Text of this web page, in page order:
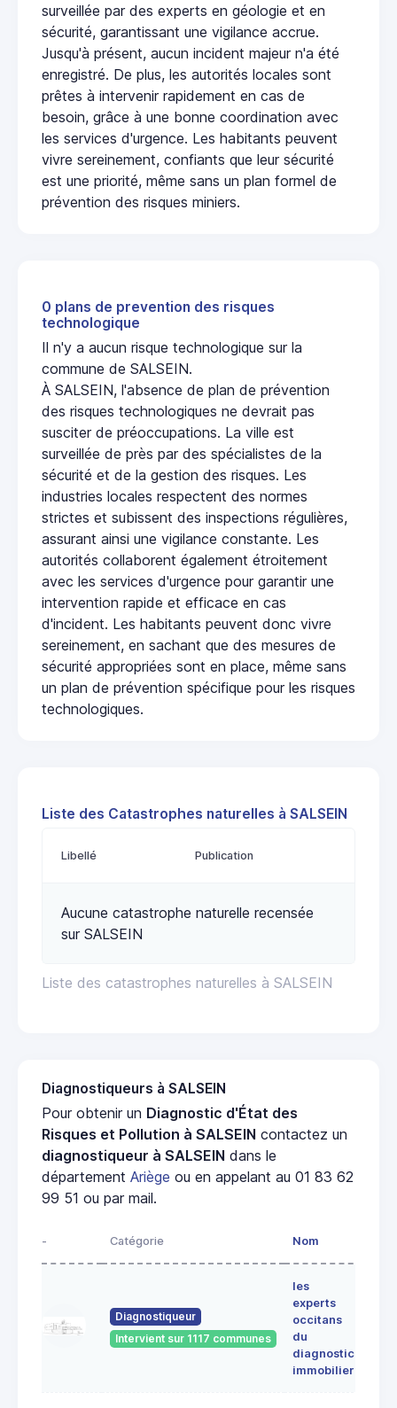
surveillée par des experts en géologie et en
sécurité, garantissant une vigilance accrue.
Jusqu'à présent, aucun incident majeur n'a été
enregistré. De plus, les autorités locales sont
prêtes à intervenir rapidement en cas de
besoin, grâce à une bonne coordination avec
les services d'urgence. Les habitants peuvent
vivre sereinement, confiants que leur sécurité
est une priorité, même sans un plan formel de
prévention des risques miniers.
0 plans de prevention des risques
technologique
Il n'y a aucun risque technologique sur la
commune de SALSEIN.
À SALSEIN, l'absence de plan de prévention
des risques technologiques ne devrait pas
susciter de préoccupations. La ville est
surveillée de près par des spécialistes de la
sécurité et de la gestion des risques. Les
industries locales respectent des normes
strictes et subissent des inspections régulières,
assurant ainsi une vigilance constante. Les
autorités collaborent également étroitement
avec les services d'urgence pour garantir une
intervention rapide et efficace en cas
d'incident. Les habitants peuvent donc vivre
sereinement, en sachant que des mesures de
sécurité appropriées sont en place, même sans
un plan de prévention spécifique pour les risques
technologiques.
Liste des Catastrophes naturelles à SALSEIN
Liste des catastrophes naturelles à SALSEIN
Libellé Publication
Aucune catastrophe naturelle recensée
sur SALSEIN
Diagnostiqueurs à SALSEIN
Pour obtenir un Diagnostic d'État des
Risques et Pollution à SALSEIN contactez un
diagnostiqueur à SALSEIN dans le
département Ariège ou en appelant au 01 83 62
99 51 ou par mail.
- Catégorie Nom
Diagnostiqueur
Intervient sur 1117 communes
les
experts
occitans
du
diagnostic
immobilier